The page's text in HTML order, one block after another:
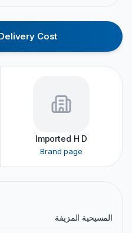
Cost
Imported H D
Brand page
المسيحية المزيفة